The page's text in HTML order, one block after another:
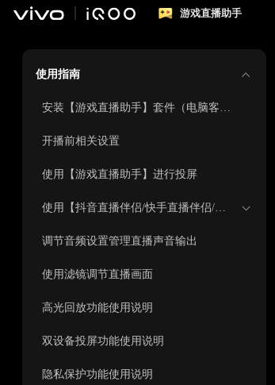
游戏直播助手
使用指南
安装【游戏直播助手】套件（电脑客户端+移动端APP）
开播前相关设置
使用【游戏直播助手】进行投屏
使用【抖音直播伴侣/快手直播伴侣/斗鱼直播伴侣/虎牙主播工具】进行开播设置
调节音频设置管理直播声音输出
使用滤镜调节直播画面
高光回放功能使用说明
双设备投屏功能使用说明
隐私保护功能使用说明